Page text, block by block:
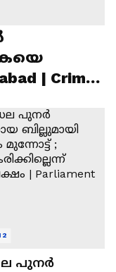
| Crime
പുനർ